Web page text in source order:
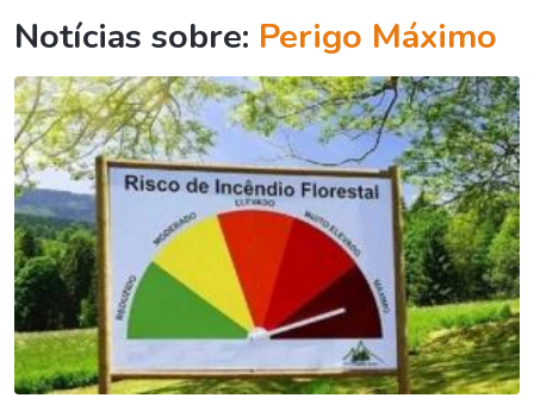
Notícias sobre: Perigo Máximo